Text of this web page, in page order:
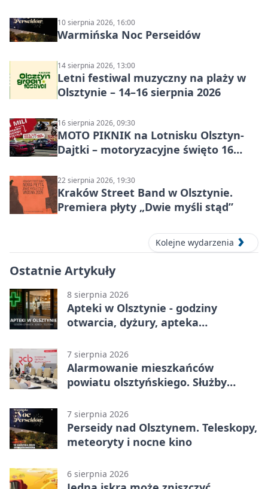
10 sierpnia 2026, 16:00
Warmińska Noc Perseidów
14 sierpnia 2026, 13:00
Letni festiwal muzyczny na plaży w
Olsztynie – 14–16 sierpnia 2026
16 sierpnia 2026, 09:30
MOTO PIKNIK na Lotnisku Olsztyn-
Dajtki – motoryzacyjne święto 16
22 sierpnia 2026, 19:30
Kraków Street Band w Olsztynie.
Premiera płyty „Dwie myśli stąd”
Kolejne wydarzenia
Ostatnie Artykuły
8 sierpnia 2026
Apteki w Olsztynie - godziny
otwarcia, dyżury, apteka
7 sierpnia 2026
Alarmowanie mieszkańców
powiatu olsztyńskiego. Służby
7 sierpnia 2026
Perseidy nad Olsztynem. Teleskopy,
meteoryty i nocne kino
6 sierpnia 2026